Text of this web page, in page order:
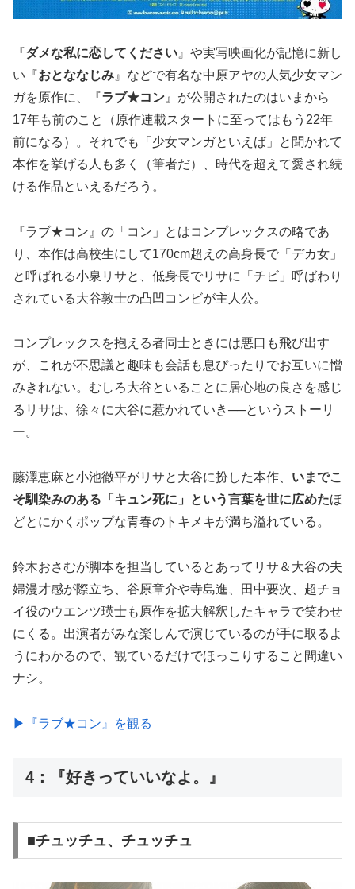
『ダメな私に恋してください 』や実写映画化が記憶に新し
い『おとななじみ 』などで有名な中原アヤの人気少女マン
ガを原作に、『ラブ★コン 』が公開されたのはいまから
17年も前のこと（原作連載スタートに至ってはもう22年
前になる）。それでも「少女マンガといえば」と聞かれて
本作を挙げる人も多く（筆者だ）、時代を超えて愛され続
ける作品といえるだろう。
『ラブ★コン』の「コン」とはコンプレックスの略であ
り、本作は高校生にして170cm超えの高身長で「デカ女」
と呼ばれる小泉リサと、低身長でリサに「チビ」呼ばわり
されている大谷敦士の凸凹コンビが主人公。
コンプレックスを抱える者同士ときには悪口も飛び出す
が、これが不思議と趣味も会話も息ぴったりでお互いに憎
みきれない。むしろ大谷といることに居心地の良さを感じ
るリサは、徐々に大谷に惹かれていき──というストーリ
ー。
藤澤恵麻と小池徹平がリサと大谷に扮した本作、 いまでこ
そ馴染みのある「キュン死に」という言葉を世に広めたほ
どとにかくポップな青春のトキメキが満ち溢れている。
鈴木おさむが脚本を担当しているとあってリサ＆大谷の夫
婦漫才感が際立ち、谷原章介や寺島進、田中要次、超チョ
イ役のウエンツ瑛士も原作を拡大解釈したキャラで笑わせ
にくる。出演者がみな楽しんで演じているのが手に取るよ
うにわかるので、観ているだけでほっこりすること間違い
ナシ。
▶︎『ラブ★コン』を観る
4：『好きっていいなよ。』
■チュッチュ、チュッチュ